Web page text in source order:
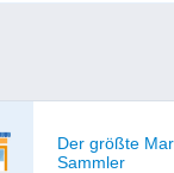
Der größte
Sammler